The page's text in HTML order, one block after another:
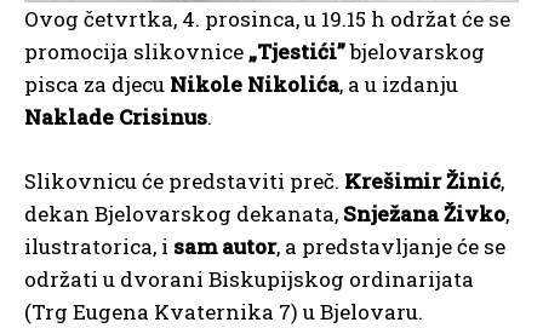
Ovog četvrtka, 4. prosinca, u 19.15 h održat će se
promocija slikovnice „Tjestići”bjelovarskog
pisca za djecu Nikole Nikolića, a u izdanju
Naklade Crisinus.
Slikovnicu će predstaviti preč. Krešimir Žinić,
dekan Bjelovarskog dekanata, Snježana Živko,
ilustratorica, i sam autor, a predstavljanje će se
održati u dvorani Biskupijskog ordinarijata
(Trg Eugena Kvaternika 7) u Bjelovaru.